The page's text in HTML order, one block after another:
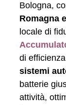
Bologna,
Romagna
locale di
di
sistemi
batterie
attività,